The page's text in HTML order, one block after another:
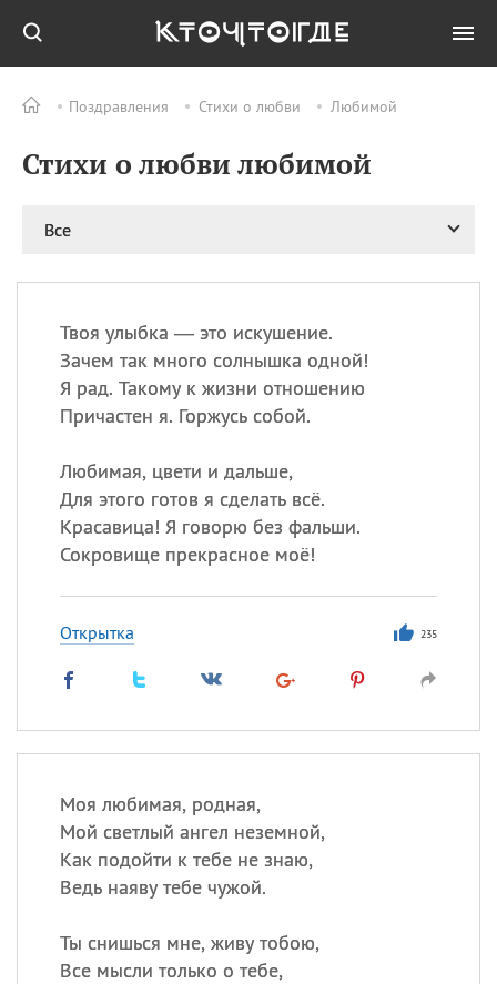
Поздравления Стихи о любви Любимой
Стихи о любви любимой
Все
Твоя улыбка — это искушение.
Зачем так много солнышка одной!
Я рад. Такому к жизни отношению
Причастен я. Горжусь собой.
Любимая, цвети и дальше,
Для этого готов я сделать всё.
Красавица! Я говорю без фальши.
Сокровище прекрасное моё!
Открытка 235
Моя любимая, родная,
Мой светлый ангел неземной,
Как подойти к тебе не знаю,
Ведь наяву тебе чужой.
Ты снишься мне, живу тобою,
Все мысли только о тебе,
ПРАЗДНИКИ
09.08 День памяти
11.08 День полета на
воздушном шарике
11.08 День Святой Клары —
покровительницы
телевидения
ИМЕНА
Сегодня празднуют именины
Посмотреть значениеи
происхождение